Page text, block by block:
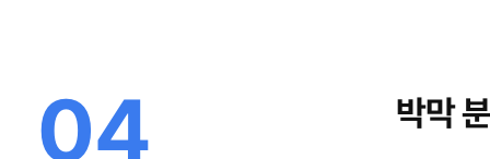
04 박막